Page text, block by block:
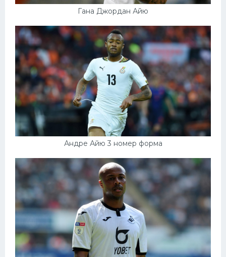
Гана Джордан Айю
Андре Айю 3 номер форма